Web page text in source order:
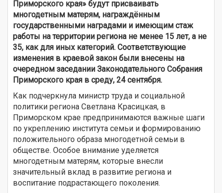
Приморского края» будут присваивать
многодетным матерям, награждённым
государственными наградами и имеющим стаж
работы на территории региона не менее 15 лет, а не
35, как для иных категорий. Соответствующие
изменения в краевой закон были внесены на
очередном заседании Законодательного Собрания
Приморского края в среду, 24 сентября.
Как подчеркнула министр труда и социальной
политики региона Светлана Красицкая, в
Приморском крае предпринимаются важные шаги
по укреплению института семьи и формированию
положительного образа многодетной семьи в
обществе. Особое внимание уделяется
многодетным матерям, которые внесли
значительный вклад в развитие региона и
воспитание подрастающего поколения.